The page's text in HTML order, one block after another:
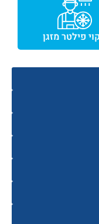
פילטר מזגן